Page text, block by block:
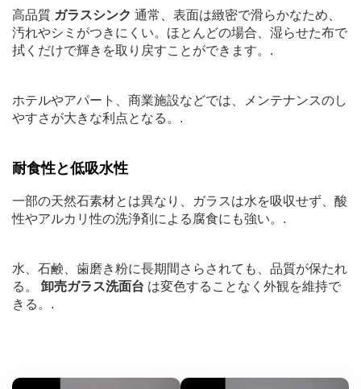
高品質 ガラスシンク 通常、表面は緻密で滑らかなため、
汚れやシミがつきにくい。ほとんどの場合、湿らせた布で
拭くだけで輝きを取り戻すことができます。.
ホテルやアパート、商業施設などでは、メンテナンスのし
やすさが大きな利点となる。.
耐食性と低吸水性
一部の天然石素材とは異なり、ガラスは水を吸収せず、酸
性やアルカリ性の洗浄剤による腐食にも強い。.
水、石鹸、歯磨き粉に長期間さらされても、品質が保たれ
る。 卸売ガラス洗面台 は変色することなく外観を維持で
きる。.